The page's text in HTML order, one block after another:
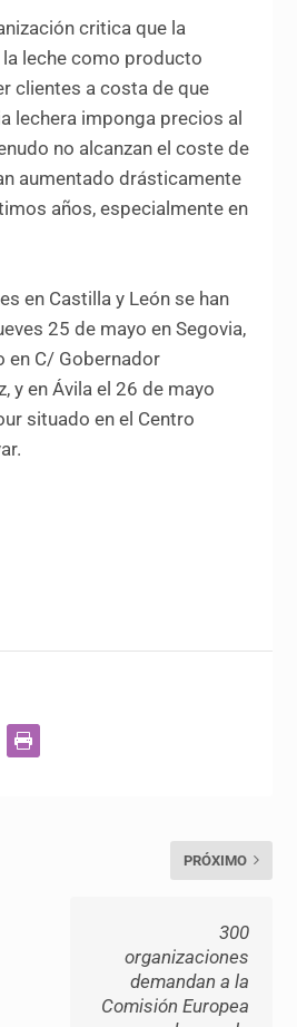
critica que la
leche como producto
clientes a costa de que
lechera imponga precios al
no alcanzan el coste de
aumentado drásticamente
años, especialmente en
en Castilla y León se han
25 de mayo en Segovia,
en C/ Gobernador
y en Ávila el 26 de mayo
situado en el Centro
PRÓXIMO
300
organizaciones
demandan a la
Comisión Europea